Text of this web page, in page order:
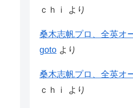
ｃｈｉ
より
桑木志帆プロ、全英オ
goto より
桑木志帆プロ、全英オ
ｃｈｉ
より